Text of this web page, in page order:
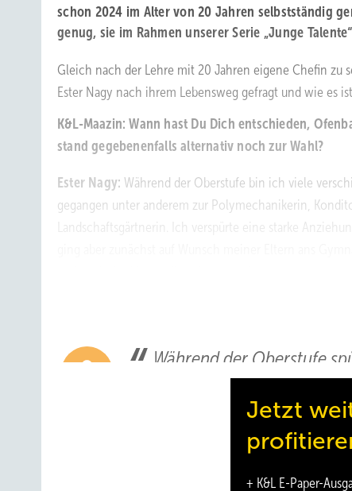
schon 2024 im Alter von 20 Jahren selbstständig
genug, sie im Rahmen unserer Serie „Junge
Gleich nach der Lehre mit 20 Jahren eigene Chefin zu
Ester Nagy nach ihrem Lebensweg gefragt und wie es
K&L-Maazin: Wann hast Du Dich entschieden,
stand gegebenenfalls alternativ noch zur Wahl?
Ester Nagy:Während der Oberstufe bin ich viele
gegangen unter anderem zur Polymechanikerin,
Landschaftsgärtnerin. Ich verspürte eine starke
Während der Oberstufe
Berufen und lernte den
Jetzt
+ K&L E-Paper-